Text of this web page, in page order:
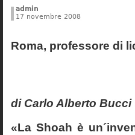
admin
17 novembre 2008
Roma, professore di
di Carlo Alberto Bucci
«La Shoah è